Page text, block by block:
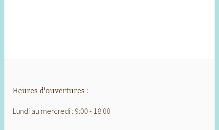
Heures d'ouvertures :
Lundi au mercredi : 9:00 - 18:00